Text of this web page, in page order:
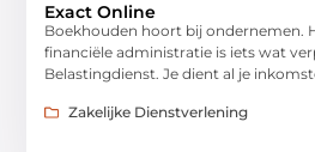
Exact Online
Boekhouden hoort bij ondernemen.
financiële administratie is iets wat
Belastingdienst. Je dient al je
Zakelijke Dienstverlening